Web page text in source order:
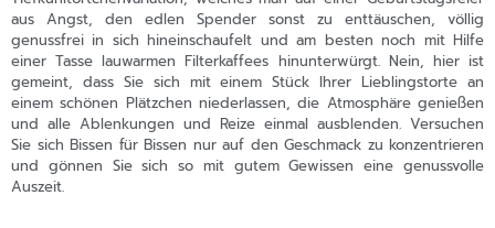
aus Angst, den edlen Spender sonst zu enttäuschen, völlig
genussfrei in sich hineinschaufelt und am besten noch mit Hilfe
einer Tasse lauwarmen Filterkaffees hinunterwürgt. Nein, hier ist
gemeint, dass Sie sich mit einem Stück Ihrer Lieblingstorte an
einem schönen Plätzchen niederlassen, die Atmosphäre genießen
und alle Ablenkungen und Reize einmal ausblenden. Versuchen
Sie sich Bissen für Bissen nur auf den Geschmack zu konzentrieren
und gönnen Sie sich so mit gutem Gewissen eine genussvolle
Auszeit.